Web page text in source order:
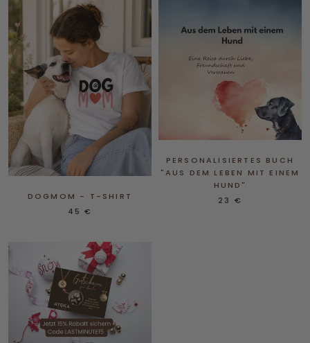
DOGMOM - T-SHIRT
45 €
PERSONALISIERTES BUCH
"AUS DEM LEBEN MIT EINEM
HUND"
23 €